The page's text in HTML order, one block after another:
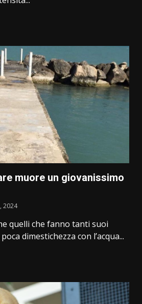
muore un giovanissimo
2024
quelli che fanno tanti suoi
dimestichezza con l’acqua...